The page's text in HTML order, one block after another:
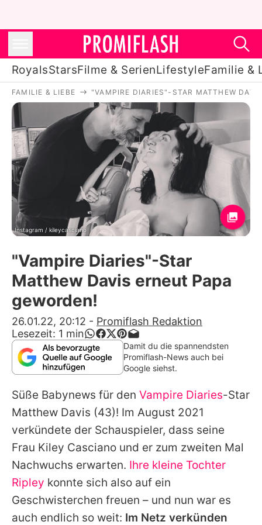
RoyalsStarsFilme & SerienLifestyleFamilie &
Royals
Stars
Filme & Serien
Lifestyle
Familie & Liebe
Promiflash Exklusiv
Alle Themen auf Promiflash
App runterladen
Team
Redaktionelle Richtlinien
Impressum
Datenschutzerklärung
Nutzungsbedingungen
Utiq verwalten
FAMILIE & LIEBE "VAMPIRE DIARIES"-STAR MATTHEW
Instagram / kileycasciano
"Vampire Diaries"-Star
Matthew Davis erneut Papa
geworden!
26.01.22, 20:12 - Promiflash Redaktion
Lesezeit: 1 min
Damit du die spannendsten
Promiflash-News auch bei
Google siehst.
Süße Babynews für den Vampire Diaries-Star
Matthew Davis (43)! Im August 2021
verkündete der Schauspieler, dass seine
Frau Kiley Casciano und er zum zweiten Mal
Nachwuchs erwarten. Ihre kleine Tochter
Ripley konnte sich also auf ein
Geschwisterchen freuen – und nun war es
auch endlich so weit: Im Netz verkünden